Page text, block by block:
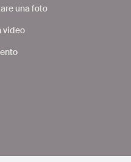
una foto
video